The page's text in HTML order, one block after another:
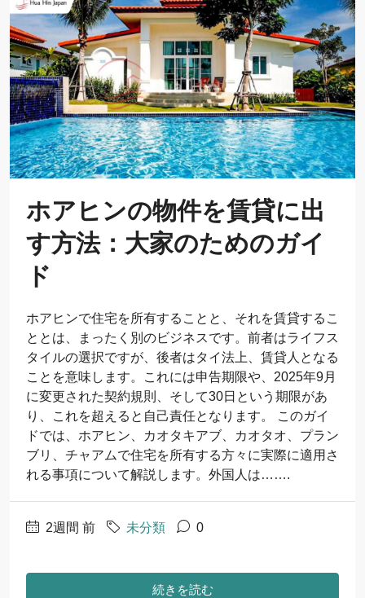
ホアヒンの物件を賃貸に出
す方法：大家のためのガイ
ド
ホアヒンで住宅を所有することと、それを賃貸するこ
ととは、まったく別のビジネスです。前者はライフス
タイルの選択ですが、後者はタイ法上、賃貸人となる
ことを意味します。これには申告期限や、2025年9月
に変更された契約規則、そして30日という期限があ
り、これを超えると自己責任となります。 このガイ
ドでは、ホアヒン、カオタキアブ、カオタオ、プラン
ブリ、チャアムで住宅を所有する方々に実際に適用さ
れる事項について解説します。外国人は…….
2週間 前 未分類 0
続きを読む